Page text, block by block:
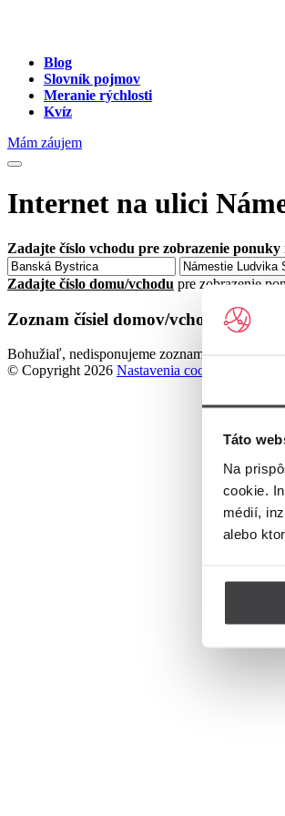
Táto
Na
cookie.
médií,
alebo
Blog
Slovník pojmov
Meranie rýchlosti
Kvíz
Mám záujem
Internet na ulici
Zadajte číslo vchodu pre zobrazenie
Zadajte číslo domu/vchodu pre zobrazenie
Zoznam čísiel domov/vchodov na
Bohužiaľ, nedisponujeme zoznamom
© Copyright 2026 Nastavenia cookies